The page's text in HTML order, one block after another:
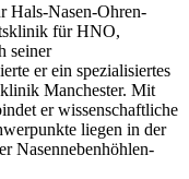
Hals-Nasen-Ohren-
für HNO,
seiner
er ein spezialisiertes
Manchester. Mit
er wissenschaftliche
liegen in der
Nasennebenhöhlen-